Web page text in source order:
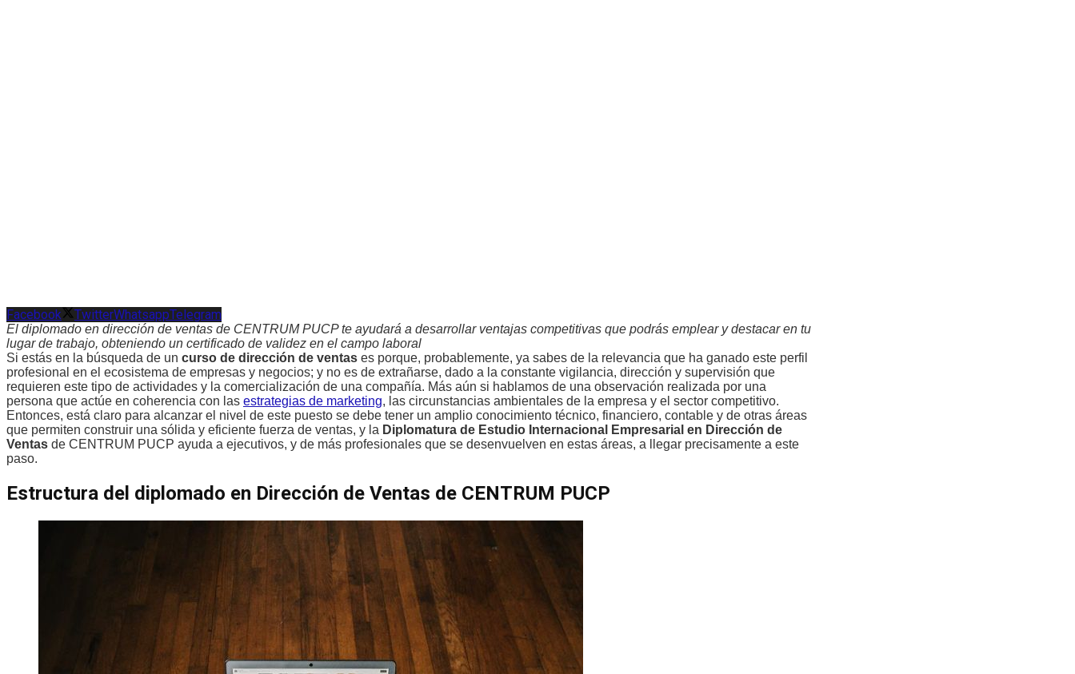
Facebook TwitterWhatsappTelegram
El diplomado en dirección de ventas de CENTRUM PUCP te ayudará a desarrollar ventajas competitivas que podrás emplear y destacar en tu
lugar de trabajo, obteniendo un certificado de validez en el campo laboral
Si estás en la búsqueda de un curso de dirección de ventas es porque, probablemente, ya sabes de la relevancia que ha ganado este perfil
profesional en el ecosistema de empresas y negocios; y no es de extrañarse, dado a la constante vigilancia, dirección y supervisión que
requieren este tipo de actividades y la comercialización de una compañía. Más aún si hablamos de una observación realizada por una
persona que actúe en coherencia con las estrategias de marketing, las circunstancias ambientales de la empresa y el sector competitivo.
Entonces, está claro para alcanzar el nivel de este puesto se debe tener un amplio conocimiento técnico, financiero, contable y de otras áreas
que permiten construir una sólida y eficiente fuerza de ventas, y la Diplomatura de Estudio Internacional Empresarial en Dirección de
Ventas de CENTRUM PUCP ayuda a ejecutivos, y de más profesionales que se desenvuelven en estas áreas, a llegar precisamente a este
paso.
Estructura del diplomado en Dirección de Ventas de CENTRUM PUCP